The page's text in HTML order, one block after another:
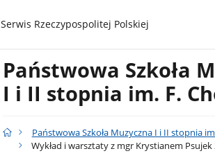
gov.pl
Serwis Rzeczypospolitej Polskiej
Państwowa Szkoła
I i II stopnia im. F.
Państwowa Szkoła Muzyczna I i II stopnia
Wykład i warsztaty z mgr Krystianem Psujek